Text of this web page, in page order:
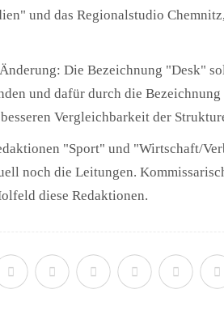
und das Regionalstudio
Die Bezeichnung "Desk"
und dafür durch die
Vergleichbarkeit der
"Sport" und "Wirtschaft/
noch die Leitungen.
diese Redaktionen.